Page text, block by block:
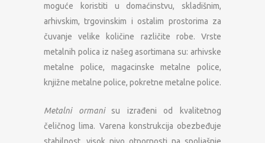
moguće koristiti u domaćinstvu, skladišnim,
arhivskim, trgovinskim i ostalim prostorima za
čuvanje velike količine različite robe. Vrste
metalnih polica iz našeg asortimana su: arhivske
metalne police, magacinske metalne police,
knjižne metalne police, pokretne metalne police.
Metalni ormanisu izrađeni od kvalitetnog
čeličnog lima. Varena konstrukcija obezbeđuje
stabilnost, visok nivo otpornosti na spoljašnje